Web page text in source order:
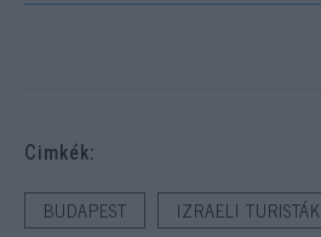
Cimkék:
BUDAPEST
IZRAELI TURISTÁK